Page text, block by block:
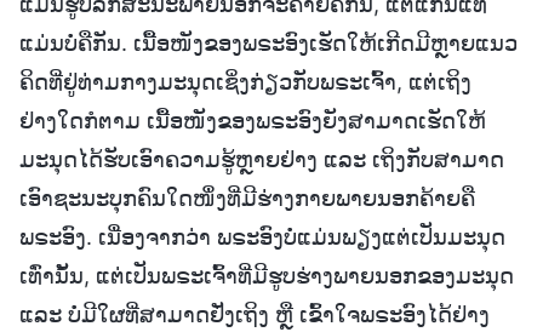
ແມ່ນບໍ່ຄືກັນ. ເນື້ອໜັງຂອງພຣະອົງເຮັດໃຫ້ເກີດມີຫຼາຍແນວ
ຄິດທີ່ຢູ່ທ່າມກາງມະນຸດເຊິ່ງກ່ຽວກັບພຣະເຈົ້າ, ແຕ່ເຖິງ
ຢ່າງໃດກໍຕາມ ເນື້ອໜັງຂອງພຣະອົງຍັງສາມາດເຮັດໃຫ້
ມະນຸດໄດ້ຮັບເອົາຄວາມຮູ້ຫຼາຍຢ່າງ ແລະ ເຖິງກັບສາມາດ
ເອົາຊະນະບຸກຄົນໃດໜຶ່ງທີ່ມີຮ່າງກາຍພາຍນອກຄ້າຍຄື
ພຣະອົງ. ເນື່ອງຈາກວ່າ ພຣະອົງບໍ່ແມ່ນພຽງແຕ່ເປັນມະນຸດ
ເທົ່ານັ້ນ, ແຕ່ເປັນພຣະເຈົ້າທີ່ມີຮູບຮ່າງພາຍນອກຂອງມະນຸດ
ແລະ ບໍ່ມີໃຜທີ່ສາມາດຢັ່ງເຖິງ ຫຼື ເຂົ້າໃຈພຣະອົງໄດ້ຢ່າງ